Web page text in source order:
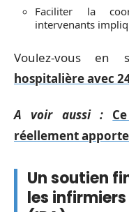
Faciliter la
intervenants
Voulez-vous
hospitalière avec
A voir aussi :
réellement
Un soutien
les